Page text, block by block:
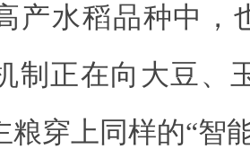
产水稻品种中，
制正在向大豆、
粮穿上同样的“智